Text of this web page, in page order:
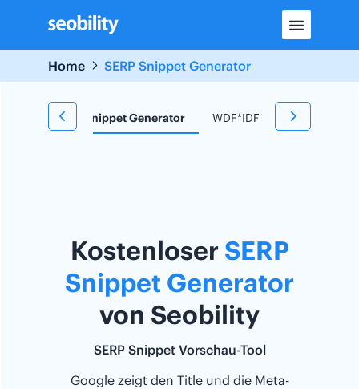
content
Home
SERP Snippet Generator
SERP Snippet Generator WDF*IDF Tool
Kostenloser SERP
Snippet Generator
von Seobility
SERP Snippet Vorschau-Tool
Google zeigt den Title und die Meta-